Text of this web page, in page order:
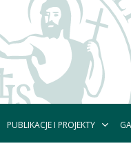
PUBLIKACJE I PROJEKTY